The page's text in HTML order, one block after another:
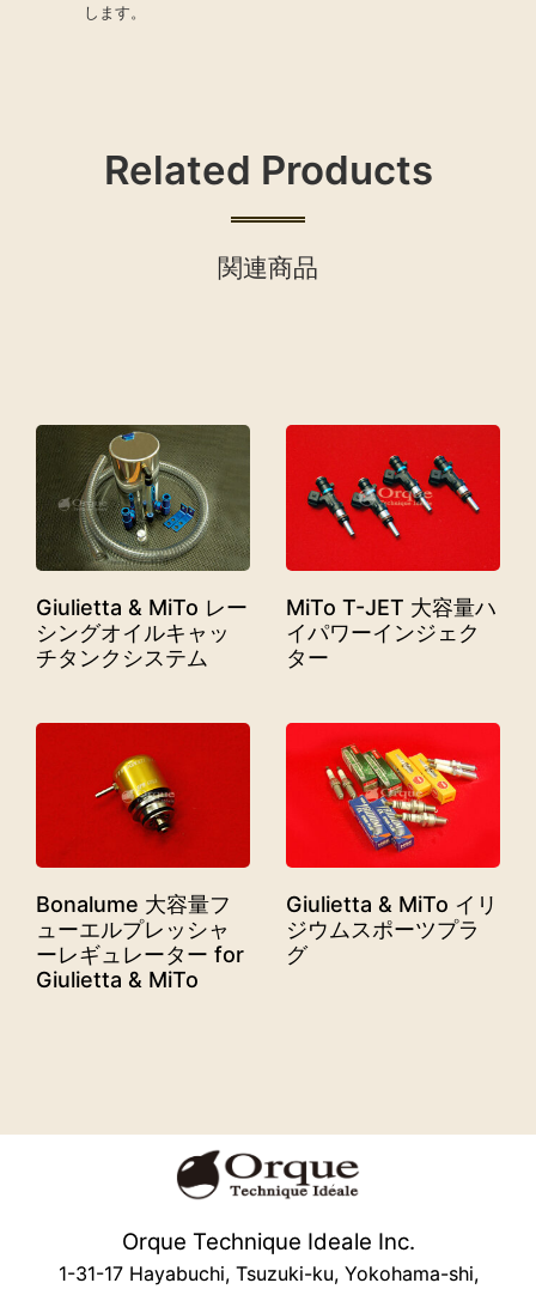
します。
Related Products
関連商品
Giulietta & MiTo レー
シングオイルキャッ
チタンクシステム
MiTo T-JET 大容量ハ
イパワーインジェク
ター
Bonalume 大容量フ
ューエルプレッシャ
ーレギュレーター for
Giulietta & MiTo
Giulietta & MiTo イリ
ジウムスポーツプラ
グ
Orque Technique Ideale Inc.
1-31-17 Hayabuchi, Tsuzuki-ku, Yokohama-shi,